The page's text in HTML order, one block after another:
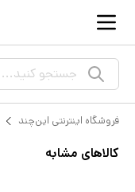
جستجو کنید...
فروشگاه اینترنتی این‌چند
کالاهای مشابه